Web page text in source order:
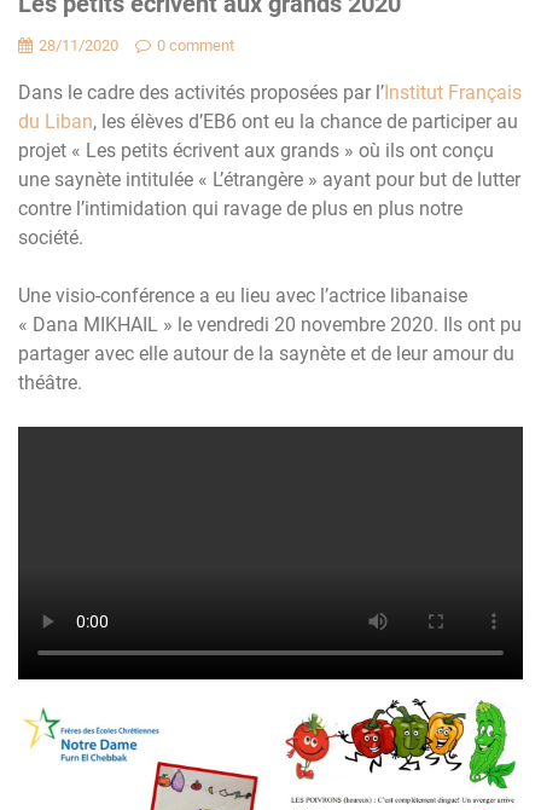
28/11/2020 0 comment
Dans le cadre des activités proposées par l’Institut Français
du Liban, les élèves d’EB6 ont eu la chance de participer au
projet « Les petits écrivent aux grands » où ils ont conçu
une saynète intitulée « L’étrangère » ayant pour but de lutter
contre l’intimidation qui ravage de plus en plus notre
société.
Une visio-conférence a eu lieu avec l’actrice libanaise
« Dana MIKHAIL » le vendredi 20 novembre 2020. Ils ont pu
partager avec elle autour de la saynète et de leur amour du
théâtre.